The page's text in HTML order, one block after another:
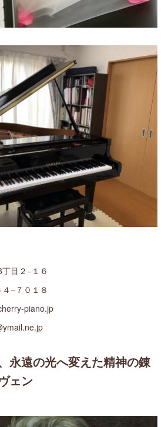
目２−１６
−７０１８
piano.jp
永遠の光へ変えた精神の錬
ェン